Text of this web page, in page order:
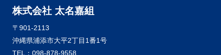
株式会社 太名嘉組
〒901-2113
沖縄県浦添市大平2丁目1番1号
TEL：098-878-9558